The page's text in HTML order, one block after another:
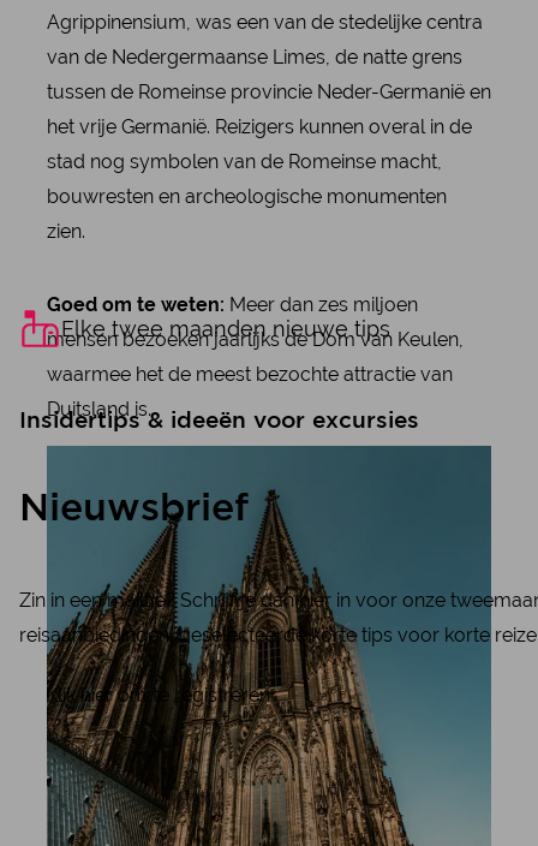
Agrippinensium, was een van de stedelijke centra
van de Nedergermaanse Limes, de natte grens
tussen de Romeinse provincie Neder-Germanië en
het vrije Germanië. Reizigers kunnen overal in de
stad nog symbolen van de Romeinse macht,
bouwresten en archeologische monumenten
zien.
Goed om te weten: Meer dan zes miljoen
mensen bezoeken jaarlijks de Dom van Keulen,
waarmee het de meest bezochte attractie van
Duitsland is.
Elke twee maanden nieuwe tips
Insidertips & ideeën voor excursies
Nieuwsbrief
Zin in een mailtje? Schrijf je dan hier in voor onze
reisaanbiedingen, geselecteerde korte tips voor korte
Klik hier om te registreren